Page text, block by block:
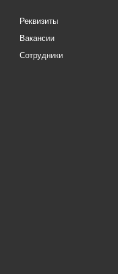
Реквизиты
Вакансии
Сотрудники